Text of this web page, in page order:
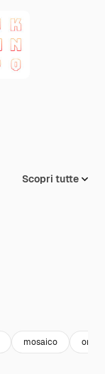
Scopri tutte
mosaico